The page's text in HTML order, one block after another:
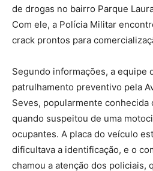
de drogas no bairro Parque
Com ele, a Polícia Militar
crack prontos para
Segundo informações, a equipe
patrulhamento preventivo pela
Seves, popularmente conhecida
quando suspeitou de uma
ocupantes. A placa do veículo
dificultava a identificação, e o
chamou a atenção dos policiais,